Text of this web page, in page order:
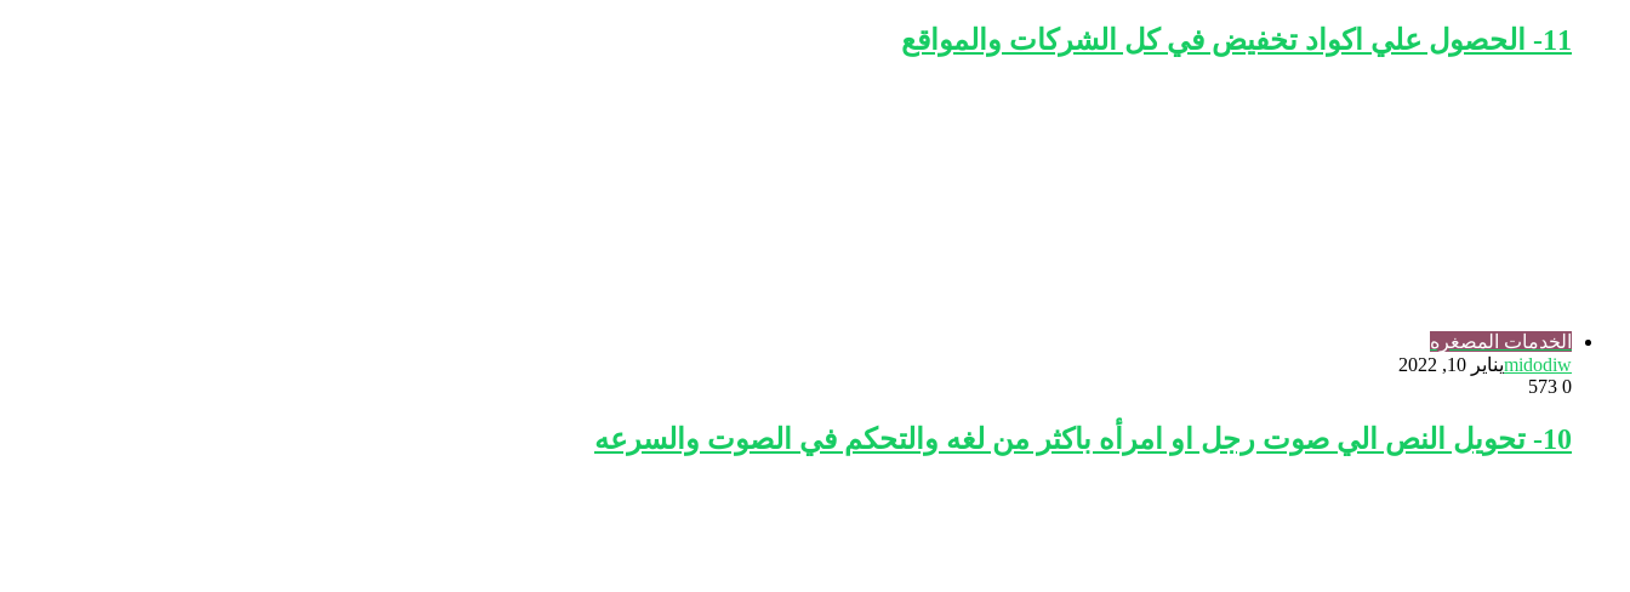
11- الحصول علي اكواد تخفيض في كل الشركات والمواقع
الخدمات المصغره
midodiwيناير 10, 2022
0
10- تحويل النص الي صوت رجل او امرأه باكثر من لغه والتحكم في الصوت والسرعه